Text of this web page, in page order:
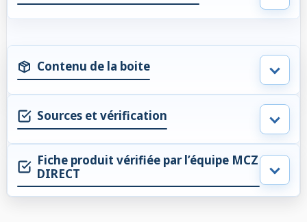
Contenu de la boite
Sources et vérification
Fiche produit vérifiée par l’équipe MCZ
DIRECT